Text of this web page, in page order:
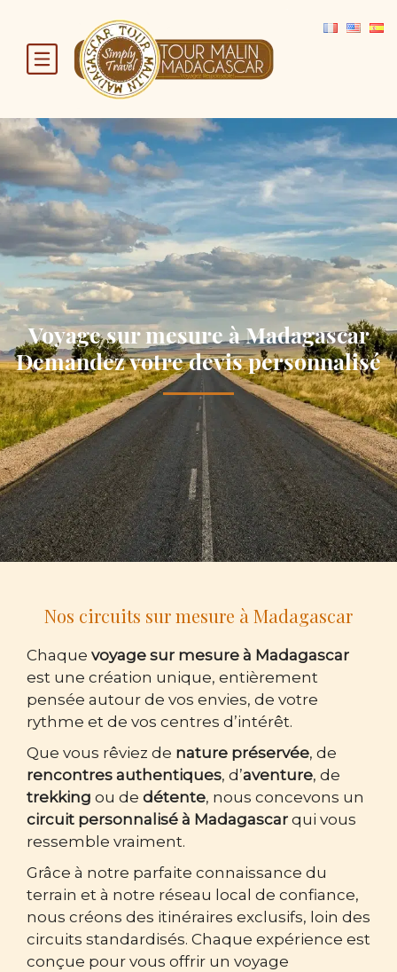
Voyage sur mesure à Madagascar
Demandez votre devis personnalisé
Nos circuits sur mesure à Madagascar
Chaque voyage sur mesure à Madagascar
est une création unique, entièrement
pensée autour de vos envies, de votre
rythme et de vos centres d’intérêt.
Que vous rêviez de nature préservée, de
rencontres authentiques, d’aventure, de
trekking ou de détente, nous concevons un
circuit personnalisé à Madagascar qui vous
ressemble vraiment.
Grâce à notre parfaite connaissance du
terrain et à notre réseau local de confiance,
nous créons des itinéraires exclusifs, loin des
circuits standardisés. Chaque expérience est
conçue pour vous offrir un voyage